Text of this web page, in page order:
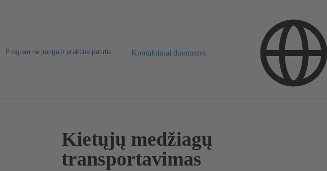
Programinė įranga ir praktinė patirtis Kontaktiniai duomenys
Kietųjų medžiagų
transportavimas